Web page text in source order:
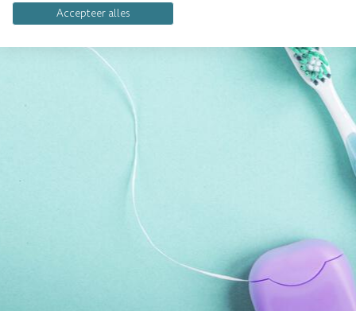
Accepteer alles